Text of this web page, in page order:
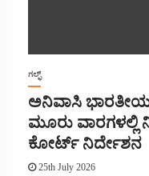
ಗಲ್ಫ್
ಅನಿವಾಸಿ
ಮೂರು ವಾರಗಳಲ್ಲಿ
ಕೋರ್ಟ್ ನಿರ್ದೇಶನ
25th July 2026